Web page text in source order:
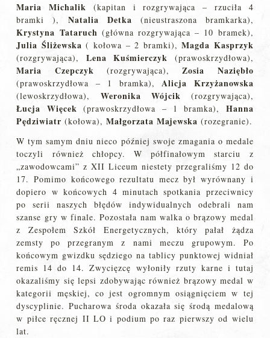
Maria Michalik (kapitan i rozgrywająca – rzuciła 4
bramki ), Natalia Detka (nieustraszona bramkarka),
Krystyna Tataruch (główna rozgrywająca – 10 bramek),
Julia Śliżewska ( kołowa – 2 bramki),Magda Kasprzyk
(rozgrywająca), Lena Kuśmierczyk (prawoskrzydłowa),
Maria Czepczyk (rozgrywająca),Zosia Naziębło
(prawoskrzydłowa – 1 bramka),Alicja Krzyżanowska
(lewoskrzydłowa), Weronika Wójcik (rozgrywająca),
Łucja Więcek (prawoskrzydłowa – 1 bramka), Hanna
Pędziwiatr (kołowa),Małgorzata Majewska (rozegranie).
W tym samym dniu nieco później swoje zmagania o medale
toczyli również chłopcy. W półfinałowym starciu z
„zawodowcami” z XII Liceum niestety przegraliśmy 12 do
17. Pomimo końcowego rezultatu mecz był wyrównany i
dopiero w końcowych 4 minutach spotkania przeciwnicy
po serii naszych błędów indywidualnych odebrali nam
szanse gry w finale. Pozostała nam walka o brązowy medal
z Zespołem Szkół Energetycznych, który pałał żądza
zemsty po przegranym z nami meczu grupowym. Po
końcowym gwizdku sędziego na tablicy punktowej widniał
remis 14 do 14. Zwycięzcę wyłoniły rzuty karne i tutaj
okazaliśmy się lepsi zdobywając również brązowy medal w
kategorii męskiej, co jest ogromnym osiągnięciem w tej
dyscyplinie. Pucharowa środa okazała się środą medalową
w piłce ręcznej II LO i podium po raz pierwszy od wielu
lat.